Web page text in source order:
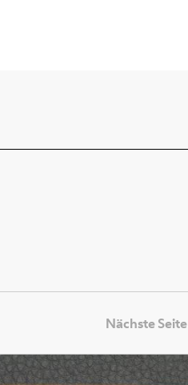
Nächste Seite